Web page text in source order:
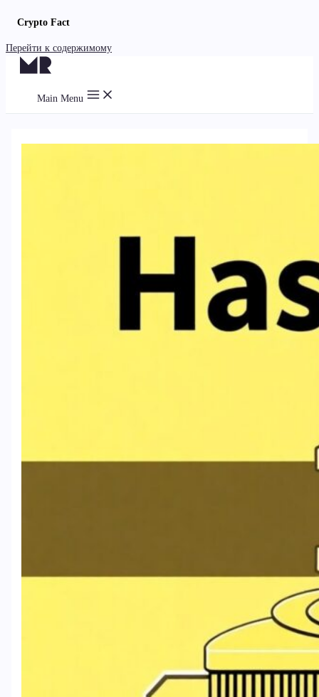
Crypto Fact
Перейти к содержимому
Main Menu